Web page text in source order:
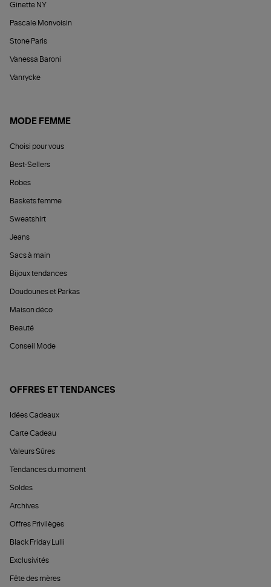
Ginette NY
Pascale Monvoisin
Stone Paris
Vanessa Baroni
Vanrycke
MODE FEMME
Choisi pour vous
Best-Sellers
Robes
Baskets femme
Sweatshirt
Jeans
Sacs à main
Bijoux tendances
Doudounes et Parkas
Maison déco
Beauté
Conseil Mode
OFFRES ET TENDANCES
Idées Cadeaux
Carte Cadeau
Valeurs Sûres
Tendances du moment
Soldes
Archives
Offres Privilèges
Black Friday Lulli
Exclusivités
Fête des mères